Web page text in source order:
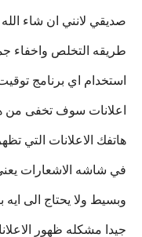
صديقي لانني ان شاء
طريقه التخلص واخفاء
استخدام اي برنامج
اعلانات سوف تخفى من
هاتفك الاعلانات التي
في شاشه الاشعارات
وبسيط ولا يحتاج الى ايه
جيدا مشكله ظهور